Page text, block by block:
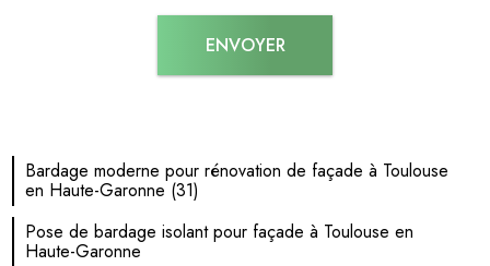
Bardage moderne pour rénovation de façade à Toulouse
en Haute-Garonne (31)
Pose de bardage isolant pour façade à Toulouse en
Haute-Garonne